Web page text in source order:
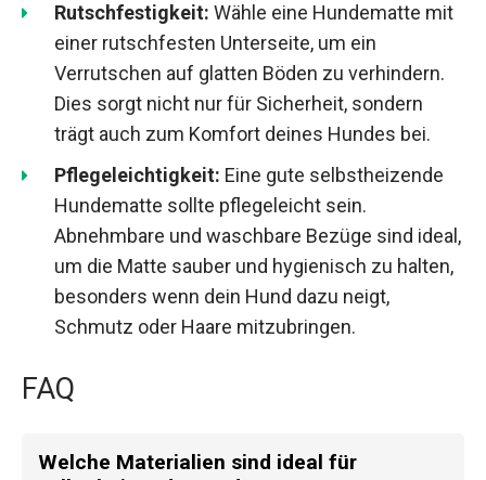
Rutschfestigkeit: Wähle eine Hundematte mit
einer rutschfesten Unterseite, um ein
Verrutschen auf glatten Böden zu verhindern.
Dies sorgt nicht nur für Sicherheit, sondern
trägt auch zum Komfort deines Hundes bei.
Pflegeleichtigkeit: Eine gute selbstheizende
Hundematte sollte pflegeleicht sein.
Abnehmbare und waschbare Bezüge sind ideal,
um die Matte sauber und hygienisch zu halten,
besonders wenn dein Hund dazu neigt,
Schmutz oder Haare mitzubringen.
FAQ
Welche Materialien sind ideal für